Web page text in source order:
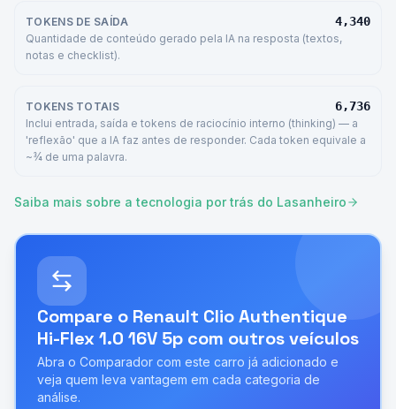
TOKENS DE SAÍDA 4,340
Quantidade de conteúdo gerado pela IA na resposta (textos,
notas e checklist).
TOKENS TOTAIS 6,736
Inclui entrada, saída e tokens de raciocínio interno (thinking) — a
'reflexão' que a IA faz antes de responder. Cada token equivale a
~¾ de uma palavra.
Saiba mais sobre a tecnologia por trás do Lasanheiro
Compare o Renault Clio Authentique
Hi-Flex 1.0 16V 5p com outros veículos
Abra o Comparador com este carro já adicionado e
veja quem leva vantagem em cada categoria de
análise.